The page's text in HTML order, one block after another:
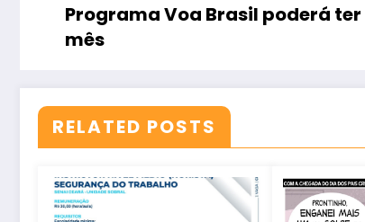
Programa Voa Brasil poderá ter
mês
RELATED POSTS